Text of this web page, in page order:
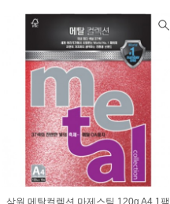
삼원 메탈컬렉션 마제스틱 120g A4 1팩